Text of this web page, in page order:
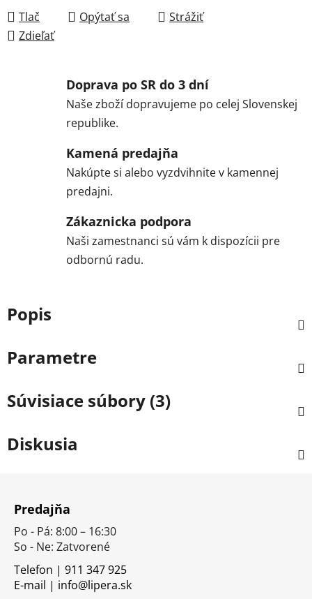
Tlač Opýtať sa
Strážiť
Zdieľať
Doprava po SR do 3 dní
Naše zboží dopravujeme po celej Slovenskej
republike.
Kamená predajňa
Nakúpte si alebo vyzdvihnite v kamennej
predajni.
Zákaznicka podpora
Naši zamestnanci sú vám k dispozícii pre
odbornú radu.
Popis
Parametre
Súvisiace súbory (3)
Diskusia
Predajňa
Po - Pá: 8:00 – 16:30
So - Ne: Zatvorené
Telefon | 911 347 925
E-mail | info@lipera.sk